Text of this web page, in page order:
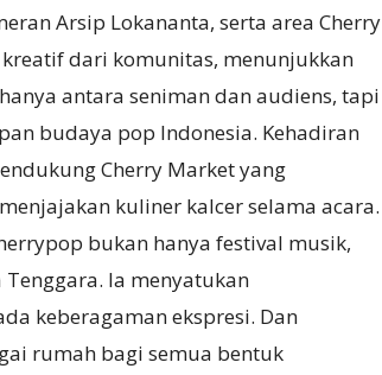
Arsip Lokananta, serta area Cherry
dari komunitas, menunjukkan
antara seniman dan audiens, tapi
budaya pop Indonesia. Kehadiran
Cherry Market yang
kuliner kalcer selama acara.
bukan hanya festival musik,
la menyatukan
keberagaman ekspresi. Dan
rumah bagi semua bentuk